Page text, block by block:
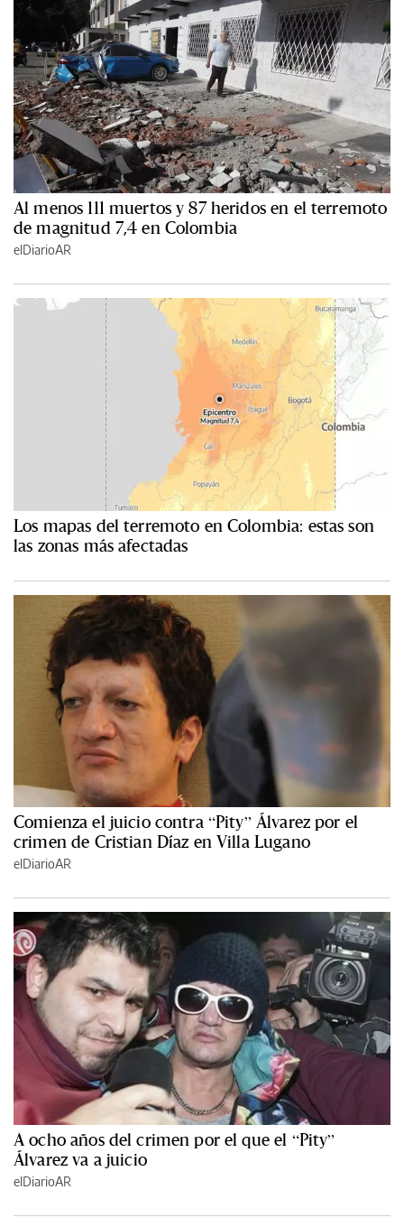
Al menos 111 muertos y 87 heridos en el terremoto
de magnitud 7,4 en Colombia
elDiarioAR
Los mapas del terremoto en Colombia: estas son
las zonas más afectadas
Comienza el juicio contra “Pity” Álvarez por el
crimen de Cristian Díaz en Villa Lugano
elDiarioAR
A ocho años del crimen por el que el “Pity”
Álvarez va a juicio
elDiarioAR